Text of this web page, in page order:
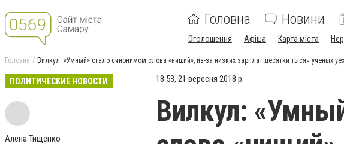
Головна Новини
Оголошення Афіша Карта міста
Головна Вилкул: «Умный» стало синонимом слова «нищий», из-за низких зарплат десятки тысяч ученых
ПОЛИТИЧЕСКИЕ НОВОСТИ
Алена Тищенко
18:53, 21 вересня 2018 р.
Вилкул: